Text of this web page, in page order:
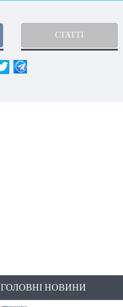
СТАТТІ
ГОЛОВНІ НОВИНИ